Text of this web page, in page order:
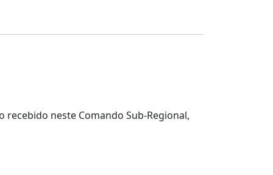
recebido neste Comando Sub-Regional,